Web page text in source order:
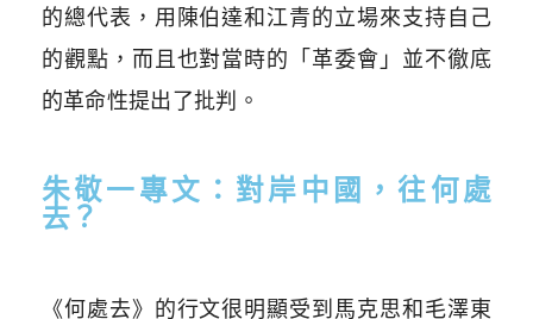
的總代表，用陳伯達和江青的立場來支持自己
的觀點，而且也對當時的「革委會」並不徹底
的革命性提出了批判。
朱敬一專文：對岸中國，往何處
去？
《何處去》的行文很明顯受到馬克思和毛澤東